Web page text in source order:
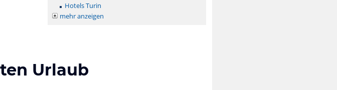
Hotels Turin
mehr anzeigen
Urlaub